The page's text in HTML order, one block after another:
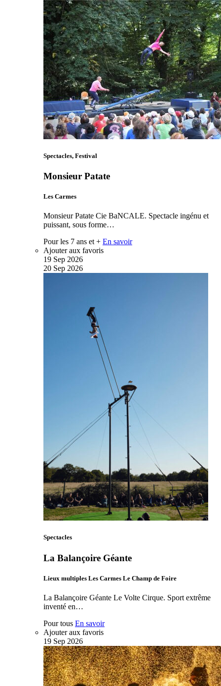
Spectacles, Festival
Monsieur Patate
Les Carmes
Monsieur Patate Cie BaNCALE. Spectacle ingénu et
puissant, sous forme…
Pour les 7 ans et + En savoir
Ajouter aux favoris
19 Sep 2026
20 Sep 2026
Spectacles
La Balançoire Géante
Lieux multiples Les Carmes Le Champ de Foire
La Balançoire Géante Le Volte Cirque. Sport extrême
inventé en…
Pour tous En savoir
Ajouter aux favoris
19 Sep 2026